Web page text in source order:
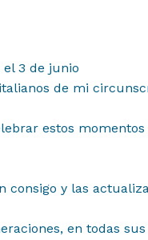
3 de junio
de mi
estos
consigo y las
en todas